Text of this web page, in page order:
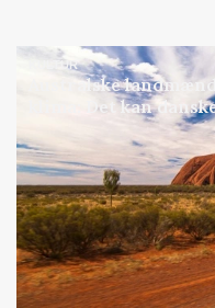
KULTUR
Australske
klima: Det kan